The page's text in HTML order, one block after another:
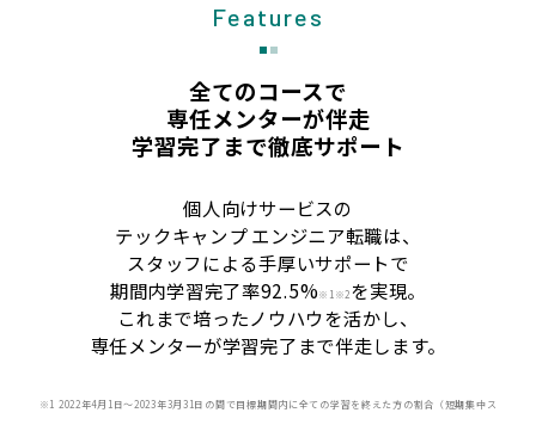
Features
全てのコースで
専任メンターが伴走
学習完了まで徹底サポート
個人向けサービスの
テックキャンプ エンジニア転職は、
スタッフによる手厚いサポートで
期間内学習完了率92.5%※ 1※2を実現。
これまで培ったノウハウを活かし、
専任メンターが学習完了まで伴走します。
※1 2022年4月1日〜2023年3月31日の間で目標期間内に全ての学習を終えた方の割合（短期集中ス